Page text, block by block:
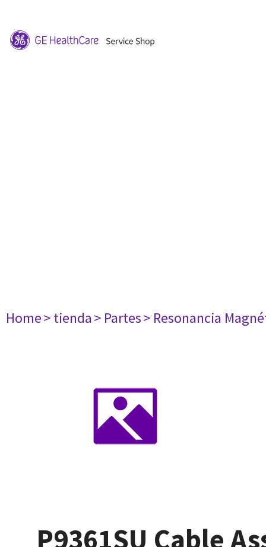
Home> tienda> Partes> Resonancia
P9361SU Cable